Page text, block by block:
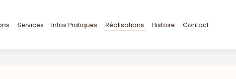
Services Infos Pratiques Réalisations Histoire Contact